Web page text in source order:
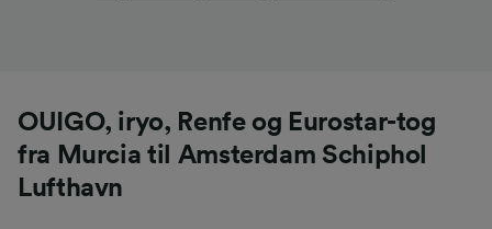
OUIGO, iryo, Renfe og Eurostar-tog
fra Murcia til Amsterdam Schiphol
Lufthavn